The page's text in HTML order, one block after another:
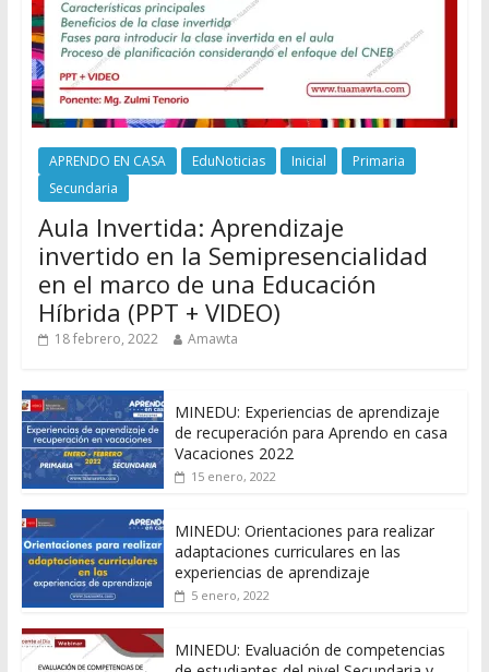
APRENDO EN CASA EduNoticias Inicial
Primaria
Secundaria
Aula Invertida: Aprendizaje
invertido en la Semipresencialidad
en el marco de una Educación
Híbrida (PPT + VIDEO)
18 febrero, 2022 Amawta
MINEDU: Experiencias de aprendizaje
de recuperación para Aprendo en casa
Vacaciones 2022
15 enero, 2022
MINEDU: Orientaciones para realizar
adaptaciones curriculares en las
experiencias de aprendizaje
5 enero, 2022
MINEDU: Evaluación de competencias